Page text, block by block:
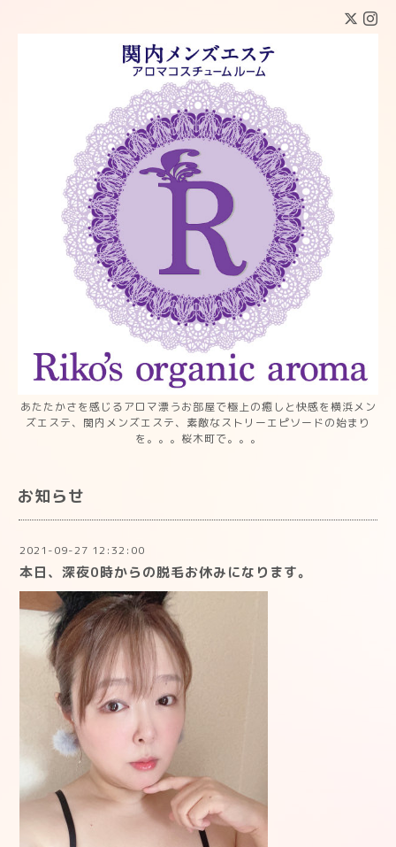
あたたかさを感じるアロマ漂うお部屋で極上の癒しと快感を横浜メン
ズエステ、関内メンズエステ、素敵なストリーエピソードの始まり
を。。。桜木町で。。。
お知らせ
2021-09-27 12:32:00
本日、深夜0時からの脱毛お休みになります。